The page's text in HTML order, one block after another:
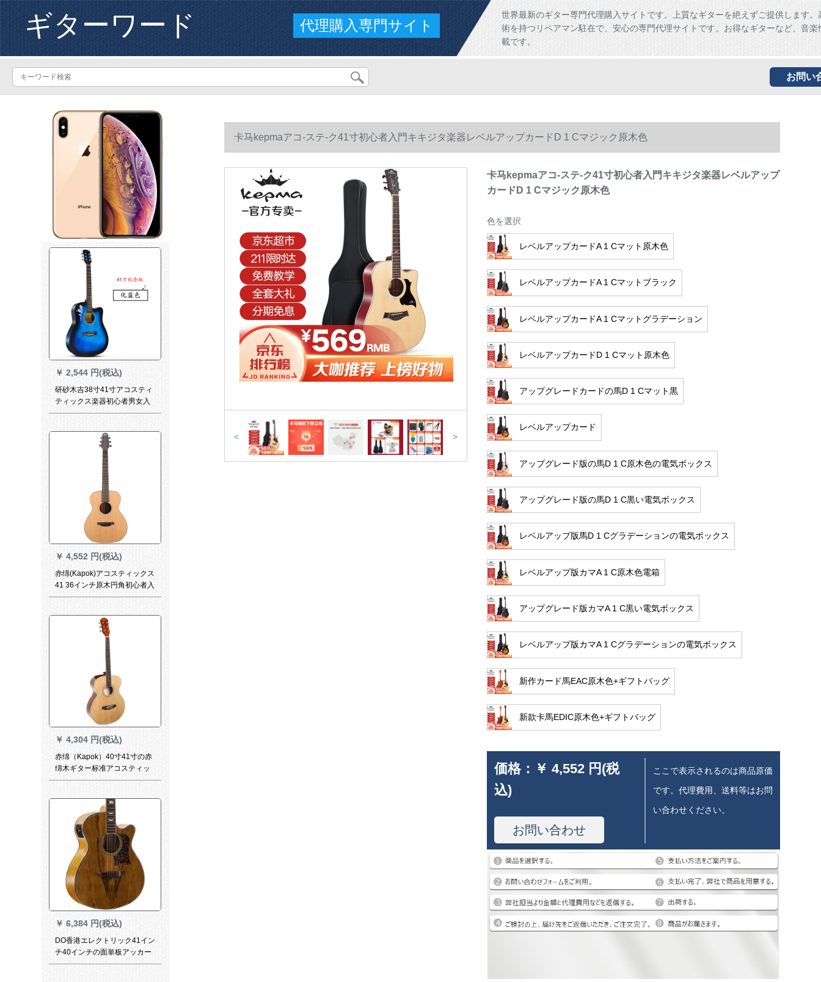
ギターワード 代理購入専門サイト
世界最新のギター専門代理購入サイトです。上質なギターを絶えずご提供します。
術を持つリペアマン駐在で、安心の専門代理サイトです。お得なギターなど、音楽
載です。
お問い
￥ 2,544 円(税込)
研砂木吉38寸41寸アコスティ
ティックス楽器初心者男女入
門練習琴ジタ41寸記念版青は
レゼントします。
￥ 4,552 円(税込)
赤绵(Kapok)アコスティックス
41 36インチ原木円角初心者入
门吉其jita G 16-【40寸角丸太
￥ 4,304 円(税込)
赤绵（Kapok）40寸41寸の赤
绵木ギター标准アコスティッ
クギター初心者ギター単板実
云杉40寸の円角LO-18まで郵
送します。
￥ 6,384 円(税込)
DO香港エレクトリック41イン
チ40インチの面単板アッカー
ト初心者男女入门練習指弾公
卡马kepmaアコ-ステ-ク41寸初心者入門キキジタ楽器レベルアップカードD 1 Cマジック原木色
< >
卡马kepmaアコ-ステ-ク41寸初心者入門キキジタ楽器レベルアップ
カードD 1 Cマジック原木色
色を選択
レベルアップカードA 1 Cマット原木色
レベルアップカードA 1 Cマットブラック
レベルアップカードA 1 Cマットグラデーション
レベルアップカードD 1 Cマット原木色
アップグレードカードの馬D 1 Cマット黒
レベルアップカード
アップグレード版の馬D 1 C原木色の電気ボックス
アップグレード版の馬D 1 C黒い電気ボックス
レベルアップ版馬D 1 Cグラデーションの電気ボックス
レベルアップ版カマA 1 C原木色電箱
アップグレード版カマA 1 C黒い電気ボックス
レベルアップ版カマA 1 Cグラデーションの電気ボックス
新作カード馬EAC原木色+ギフトバッグ
新款卡馬EDIC原木色+ギフトバッグ
価格： ￥ 4,552 円(税
込)
お問い合わせ
ここで表示されるのは商品原価
です。代理費用、送料等はお問
い合わせください。